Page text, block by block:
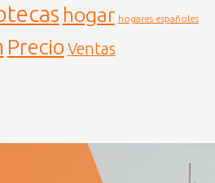
hogar hogares españoles
Precio Ventas